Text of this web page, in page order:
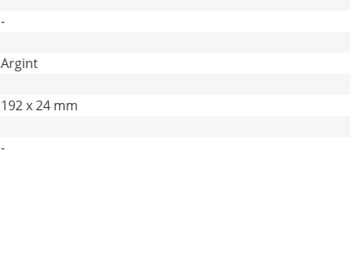
-
Argint
192 x 24 mm
-